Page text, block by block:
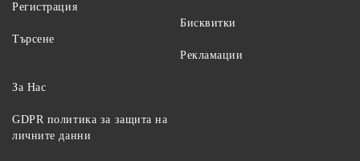
Регистрация
Търсене
Бисквитки
Рекламации
За Нас
GDPR политика за защита на
личните данни